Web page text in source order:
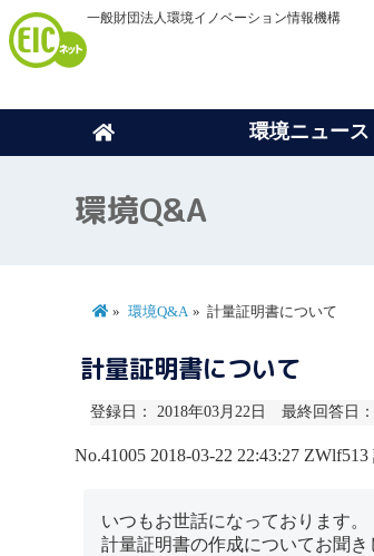
一般財団法人環境イノベーション情報機構
環境ニュース
環境Q&A
環境Q&A 計量証明書について
計量証明書について
登録日： 2018年03月22日 最終回答日：
No.41005 2018-03-22 22:43:27 ZWlf513
いつもお世話になっております。
計量証明書の作成についてお聞き